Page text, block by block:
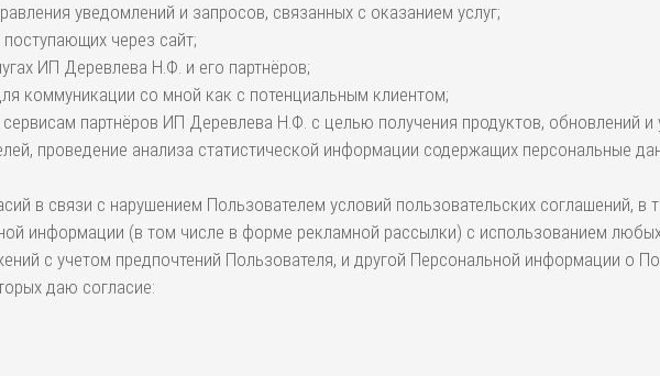
уведомлений и запросов, связанных с оказанием услуг;
через сайт;
ИП Деревлева Н.Ф. и его партнёров;
коммуникации со мной как с потенциальным клиентом;
партнёров ИП Деревлева Н.Ф. с целью получения продуктов, обновлений и
проведение анализа статистической информации содержащих персональные
в связи с нарушением Пользователем условий пользовательских соглашений, в
информации (в том числе в форме рекламной рассылки) с использованием
с учетом предпочтений Пользователя, и другой Персональной информации о
даю согласие: